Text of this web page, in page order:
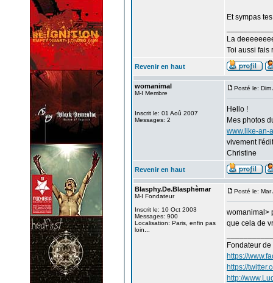
Et sympas
La
Toi aussi fais
Revenir en haut
womanimal
M-I Membre
Inscrit le: 01 Aoû 2007
Messages: 2
Posté le:
Hello !
Mes photos
www.like-an-
vivement
Christine
Revenir en haut
Blasphy.De.Blasphèmar
M-I Fondateur
Inscrit le: 10 Oct 2003
Messages: 900
Localisation: Paris, enfin pas
loin...
Posté le:
womanimal>
que cela de
Fondateur de
https://
https://
http://